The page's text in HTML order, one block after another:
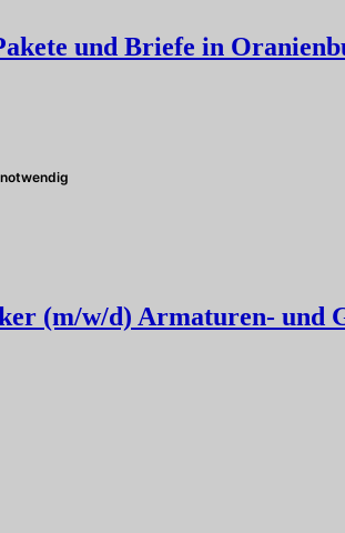
und Briefe in
(m/w/d) Armaturen- und